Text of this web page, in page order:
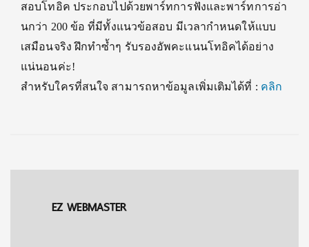
สอบโทอิค ประกอบไปด้วยพาร์ทการฟังและพาร์ทการอ่า
นกว่า 200 ข้อ ที่มีทั้งแนวข้อสอบ มีเวลากำหนดให้แบบ
เสมือนจริง ฝึกทำซ้ำๆ รับรองอัพคะแนนโทอิคได้อย่าง
แน่นอนค่ะ!
สำหรับใครที่สนใจ สามารถหาข้อมูลเพิ่มเติมได้ที่ : คลิก
EZ WEBMASTER